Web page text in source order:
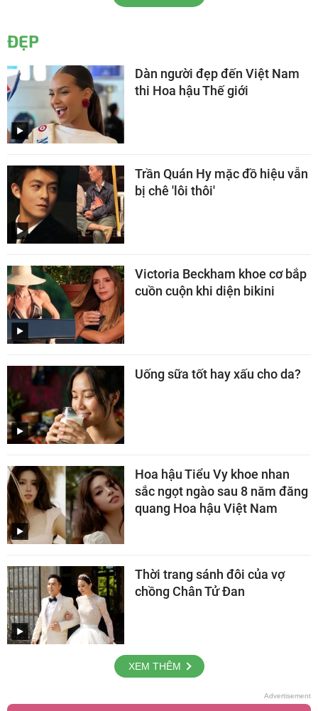
ĐẸP
Dàn người đẹp đến Việt Nam
thi Hoa hậu Thế giới
Trần Quán Hy mặc đồ hiệu vẫn
bị chê 'lôi thôi'
Victoria Beckham khoe cơ bắp
cuồn cuộn khi diện bikini
Uống sữa tốt hay xấu cho da?
Hoa hậu Tiểu Vy khoe nhan
sắc ngọt ngào sau 8 năm đăng
quang Hoa hậu Việt Nam
Thời trang sánh đôi của vợ
chồng Chân Tử Đan
XEM THÊM